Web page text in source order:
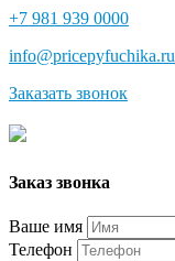
+7 981 939 0000
info@pricepyfuchika.ru
Заказать звонок
Заказ звонка
Ваше имя
Телефон